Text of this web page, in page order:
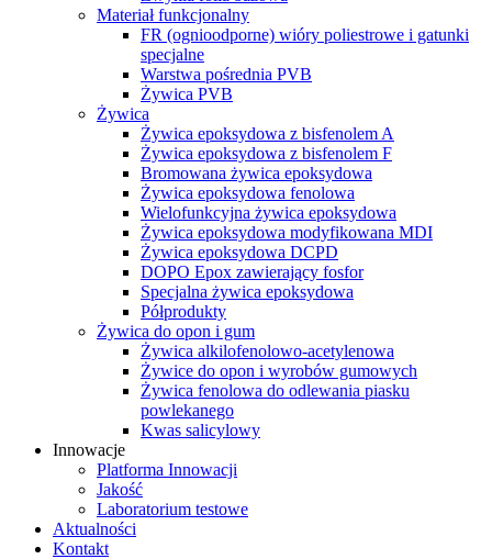
Materiał funkcjonalny
FR (ognioodporne) wióry poliestrowe i gatunki
specjalne
Warstwa pośrednia PVB
Żywica PVB
Żywica
Żywica epoksydowa z bisfenolem A
Żywica epoksydowa z bisfenolem F
Bromowana żywica epoksydowa
Żywica epoksydowa fenolowa
Wielofunkcyjna żywica epoksydowa
Żywica epoksydowa modyfikowana MDI
Żywica epoksydowa DCPD
DOPO Epox zawierający fosfor
Specjalna żywica epoksydowa
Półprodukty
Żywica do opon i gum
Żywica alkilofenolowo-acetylenowa
Żywice do opon i wyrobów gumowych
Żywica fenolowa do odlewania piasku
powlekanego
Kwas salicylowy
Innowacje
Platforma Innowacji
Jakość
Laboratorium testowe
Aktualności
Kontakt